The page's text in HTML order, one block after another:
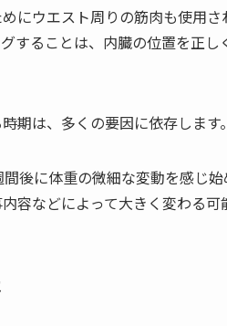
にウエスト周りの筋肉も使用
することは、内臓の位置を正
期は、多くの要因に依存します。
後に体重の微細な変動を感じ
容などによって大きく変わる可